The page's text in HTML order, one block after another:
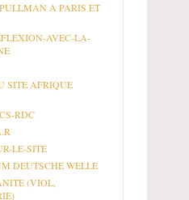
A PARIS ET
AVEC-LA-
SITE AFRIQUE
RDC
LE-SITE
DEUTSCHE WELLE
(VIOL,